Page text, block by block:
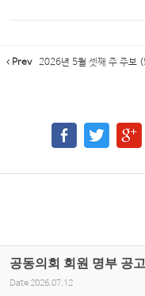
Prev 2026년 5월 셋째 주 주보
공동의회 회원 명부 공
Date 2026.07.12